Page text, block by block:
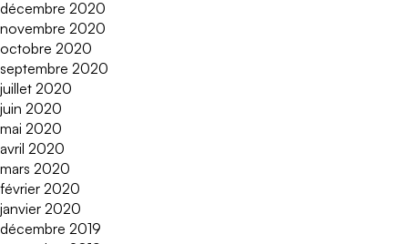
décembre 2020
novembre 2020
octobre 2020
septembre 2020
juillet 2020
juin 2020
mai 2020
avril 2020
mars 2020
février 2020
janvier 2020
décembre 2019